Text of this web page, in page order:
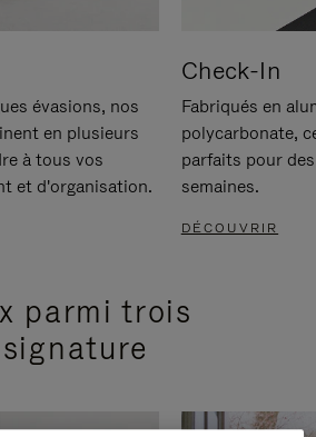
évasions, nos
en plusieurs
à tous vos
et d'organisation.
Check-In
Fabriqués en
polycarbonate,
parfaits pour
semaines.
DÉCOUVRIR
parmi trois